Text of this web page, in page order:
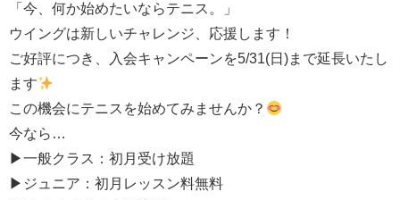
「今、何か始めたいならテニス。」
ウイングは新しいチャレンジ、応援します！
ご好評につき、入会キャンペーンを5/31(日)まで延長いたし
ます
この機会にテニスを始めてみませんか？
今なら…
▶一般クラス：初月受け放題
▶ジュニア：初月レッスン料無料